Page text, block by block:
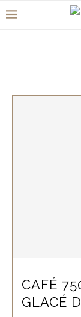
CAFÉ
GLACÉ